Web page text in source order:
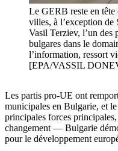
Le GERB reste en tête
villes, à l’exception
Vasil Terziev, l’un des
bulgares dans le
l’information, ressort
[EPA/VASSIL
Les partis pro-UE ont
municipales en Bulgarie, et
principales forces
changement — Bulgarie
pour le développement